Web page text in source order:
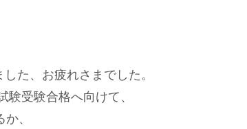
た、お疲れさまでした。
受験合格へ向けて、
、